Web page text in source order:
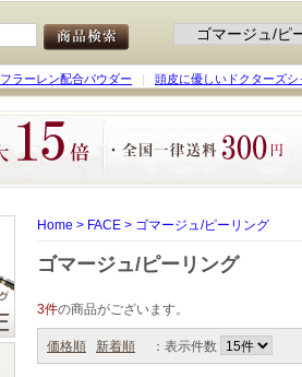
フラーレン配合パウダー 頭皮に優しいドクターズシ
Home > FACE > ゴマージュ/ピーリング
ゴマージュ/ピーリング
3件の商品がございます。
価格順 新着順 ：表示件数